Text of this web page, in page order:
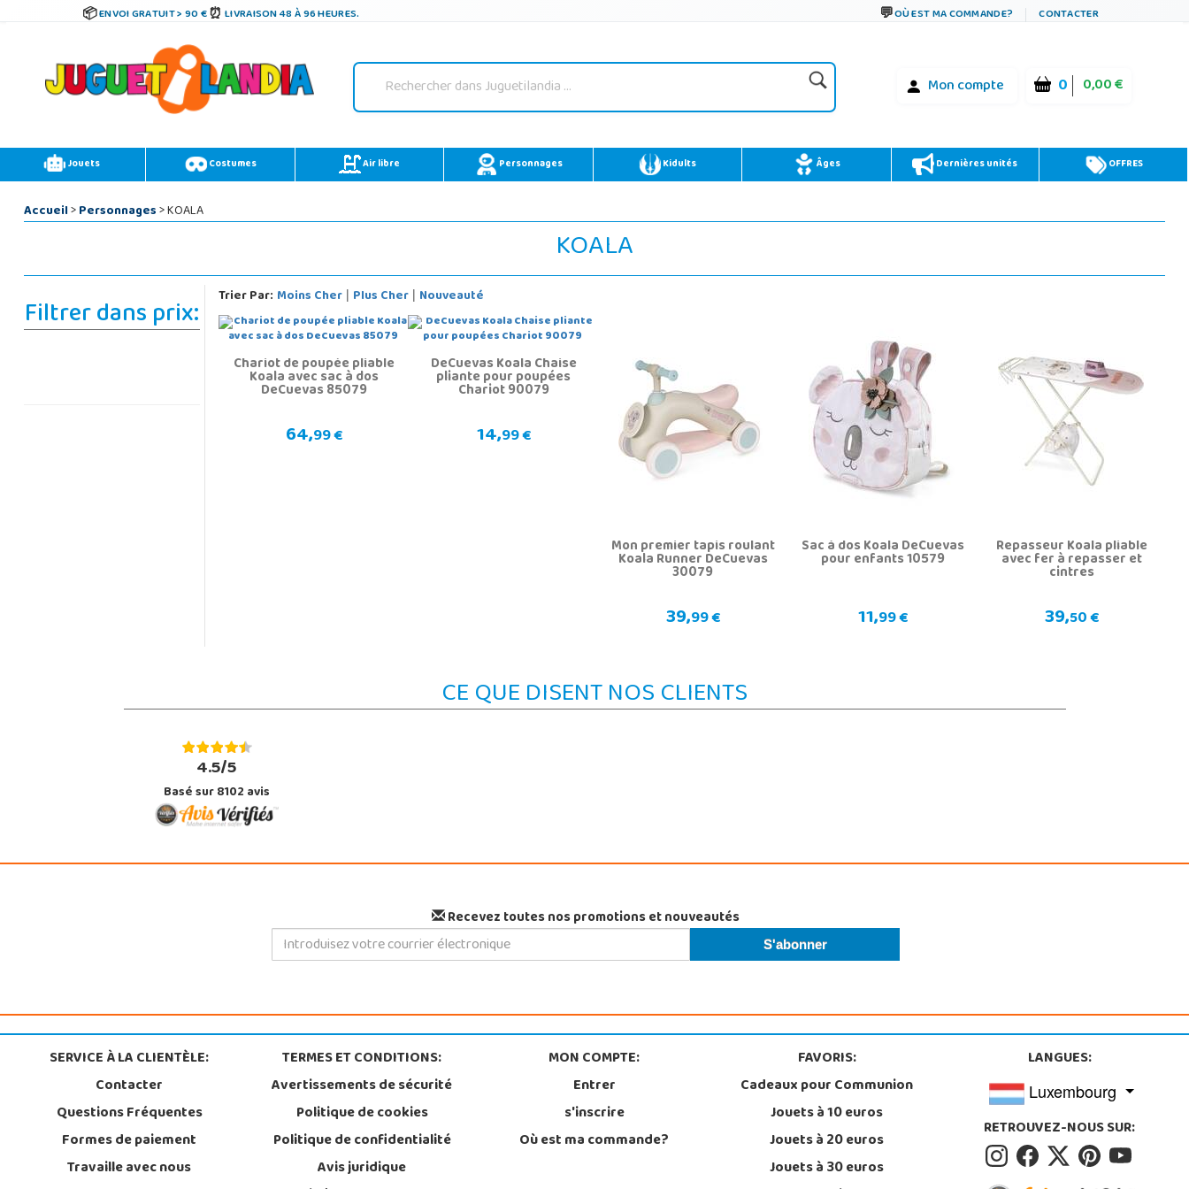
ENVOI GRATUIT > 90 € LIVRAISON 48 À 96 HEURES. OÙ EST MA COMMANDE? CONTACTER
Mon compte 0 0,00 €
Jouets Costumes Air libre Personnages Kidults Âges Dernières unités OFFRES
Accueil>Personnages> KOALA
KOALA
Filtrer dans prix: Trier Par: Moins Cher| Plus Cher| Nouveauté
Chariot de poupée pliable
Koala avec sac à dos
DeCuevas 85079
64,99 €
DeCuevas Koala Chaise
pliante pour poupées
Chariot 90079
14,99 €
Mon premier tapis roulant
Koala Runner DeCuevas
30079
39,99 €
Sac à dos Koala DeCuevas
pour enfants 10579
11,99 €
Repasseur Koala pliable
avec fer à repasser et
cintres
39,50 €
CE QUE DISENT NOS CLIENTS
4.5/5
Basé sur 8102 avis
Recevez toutes nos promotions et nouveautés
SERVICE À LA CLIENTÈLE:
Contacter
Questions Fréquentes
Formes de paiement
Travaille avec nous
TERMES ET CONDITIONS:
Avertissements de sécurité
Politique de cookies
Politique de confidentialité
Avis juridique
MON COMPTE:
Entrer
s'inscrire
Où est ma commande?
FAVORIS:
Cadeaux pour Communion
Jouets à 10 euros
Jouets à 20 euros
Jouets à 30 euros
LANGUES:
Luxembourg
RETROUVEZ-NOUS SUR: